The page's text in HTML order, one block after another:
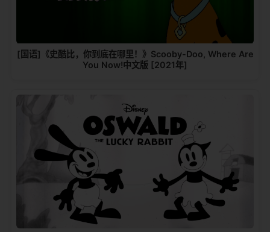
[国语]《史酷比，你到底在哪里！》Scooby-Doo, Where Are
You Now!中文版 [2021年]